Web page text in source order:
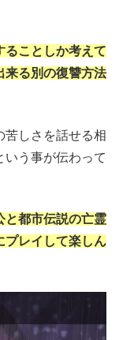
ることしか考えて
来る別の復讐方法
苦しさを話せる相
いう事が伝わって
と都市伝説の亡霊
プレイして楽しん